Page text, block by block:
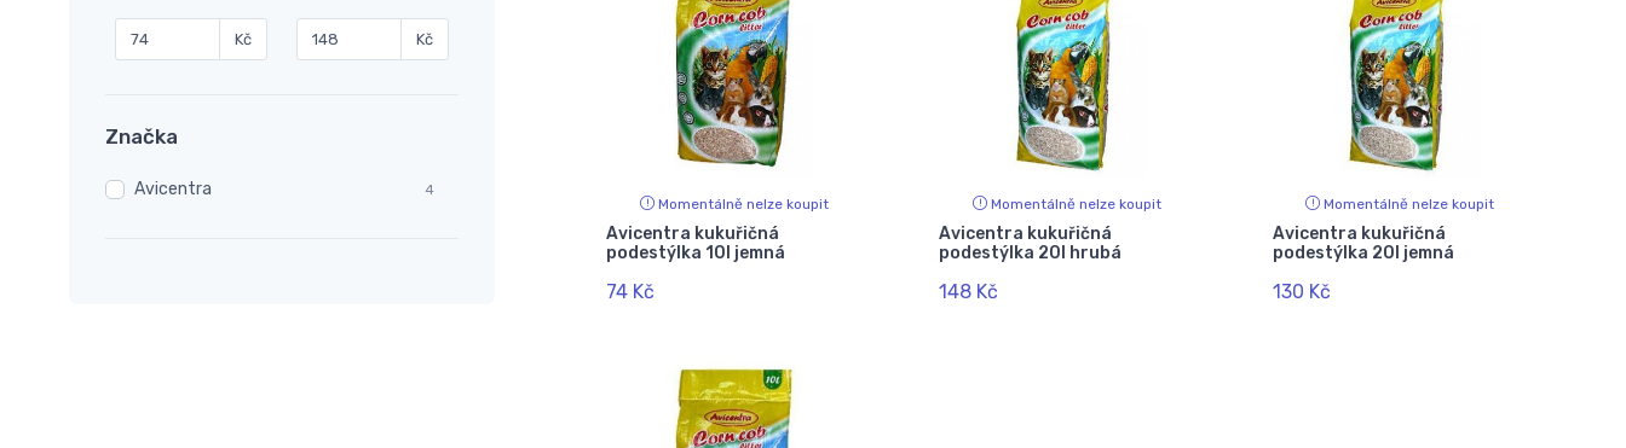
Kč Kč
Značka
Avicentra 4
Momentálně nelze koupit
Avicentra kukuřičná
podestýlka 10l jemná
74 Kč
Momentálně nelze koupit
Avicentra kukuřičná
podestýlka 20l hrubá
148 Kč
Momentálně nelze koupit
Avicentra kukuřičná
podestýlka 20l jemná
130 Kč